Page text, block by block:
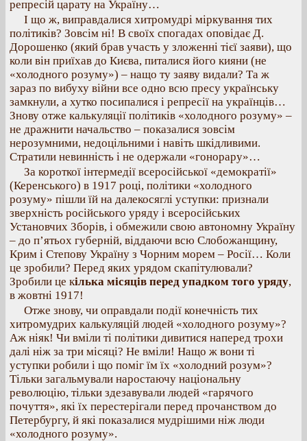
репресій царату на Україну…
І що ж, виправдалися хитромудрі міркування тих
політиків? Зовсім ні! В своїх спогадах оповідає Д.
Дорошенко (який брав участь у зложенні тієї заяви), що
коли він приїхав до Києва, питалися його кияни (не
«холодного розуму») – нащо ту заяву видали? Та ж
зараз по вибуху війни все одно всю пресу українську
замкнули, а хутко посипалися і репресії на українців…
Знову отже калькуляції політиків «холодного розуму» –
не дражнити начальство – показалися зовсім
нерозумними, недоцільними і навіть шкідливими.
Стратили невинність і не одержали «гонорару»…
За короткої інтермедії всеросійської «демократії»
(Керенського) в 1917 році, політики «холодного
розуму» пішли їй на далекосяглі уступки: признали
зверхність російського уряду і всеросійських
Установчих Зборів, і обмежили свою автономну Україну
– до п’ятьох губерній, віддаючи всю Слобожанщину,
Крим і Степову Україну з Чорним морем – Росії… Коли
це зробили? Перед яких урядом скапітулювали?
Зробили це кілька місяців перед упадком того уряду,
в жовтні 1917!
Отже знову, чи оправдали події конечність тих
хитромудрих калькуляцій людей «холодного розуму»?
Аж ніяк! Чи вміли ті політики дивитися наперед трохи
далі ніж за три місяці? Не вміли! Нащо ж вони ті
уступки робили і що поміг їм їх «холодний розум»?
Тільки загальмували наростаючу національну
революцію, тільки здезавували людей «гарячого
почуття», які їх перестерігали перед прочанством до
Петербургу, й які показалися мудрішими ніж люди
«холодного розуму».